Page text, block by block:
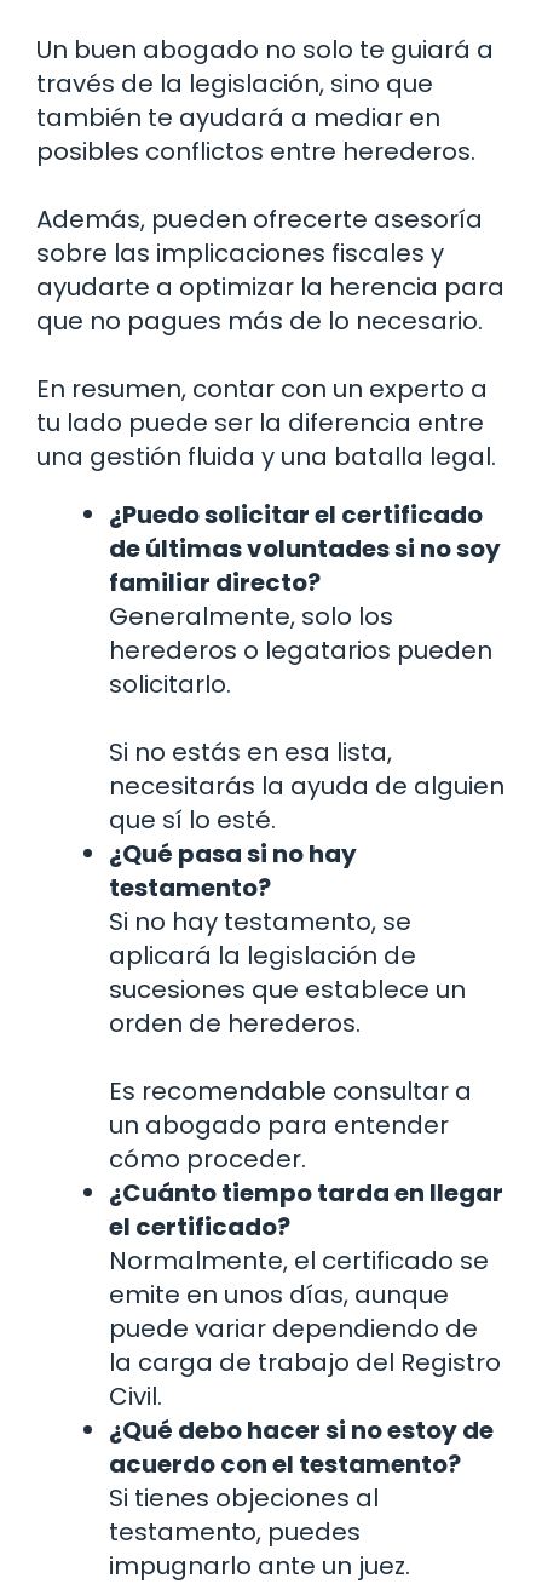
Un buen abogado no solo te guiará a
través de la legislación, sino que
también te ayudará a mediar en
posibles conflictos entre herederos.
Además, pueden ofrecerte asesoría
sobre las implicaciones fiscales y
ayudarte a optimizar la herencia para
que no pagues más de lo necesario.
En resumen, contar con un experto a
tu lado puede ser la diferencia entre
una gestión fluida y una batalla legal.
¿Puedo solicitar el certificado
de últimas voluntades si no soy
familiar directo?
Generalmente, solo los
herederos o legatarios pueden
solicitarlo.
Si no estás en esa lista,
necesitarás la ayuda de alguien
que sí lo esté.
¿Qué pasa si no hay
testamento?
Si no hay testamento, se
aplicará la legislación de
sucesiones que establece un
orden de herederos.
Es recomendable consultar a
un abogado para entender
cómo proceder.
¿Cuánto tiempo tarda en llegar
el certificado?
Normalmente, el certificado se
emite en unos días, aunque
puede variar dependiendo de
la carga de trabajo del Registro
Civil.
¿Qué debo hacer si no estoy de
acuerdo con el testamento?
Si tienes objeciones al
testamento, puedes
impugnarlo ante un juez.